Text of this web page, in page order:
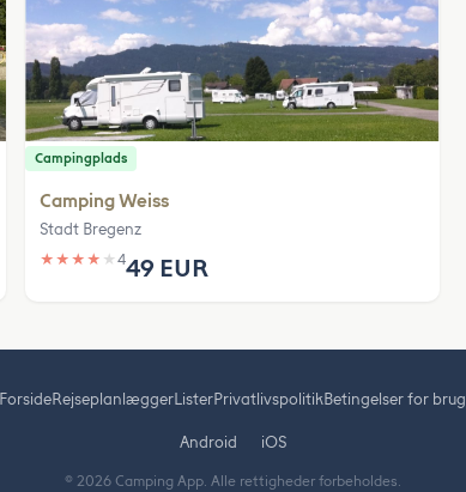
Campingplads
Camping Weiss
Stadt Bregenz
★ ★ ★ ★ ★449 EUR
ForsideRejseplanlæggerListerPrivatlivspolitikBetingelser for brug
Android iOS
© 2026 Camping App. Alle rettigheder forbeholdes.